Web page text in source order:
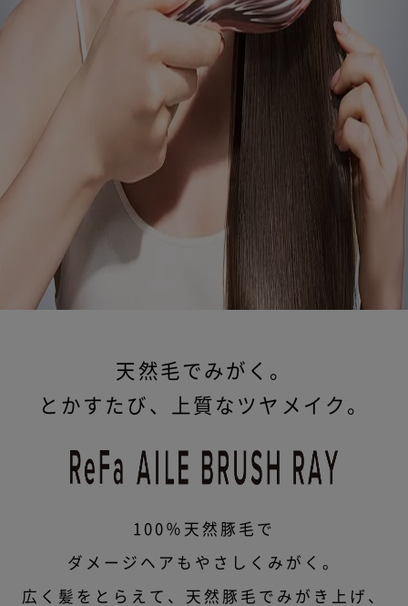
天然毛でみがく。
とかすたび、上質なツヤメイク。
100％天然豚毛で
ダメージヘアもやさしくみがく。
広く髪をとらえて、天然豚毛でみがき上げ、